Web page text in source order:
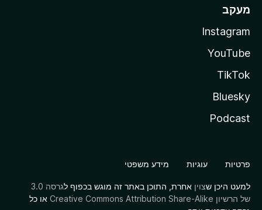
מעקב
Instagram
YouTube
TikTok
Bluesky
Podcast
פרטיות עוגיות מידע משפטי
למעט היכן שצוין אחרת, התוכן באתר זה מוגש בכפוף ל
גרסה 3.0
של הרשיון Creative Commons Attribution Share-Alike
או כל